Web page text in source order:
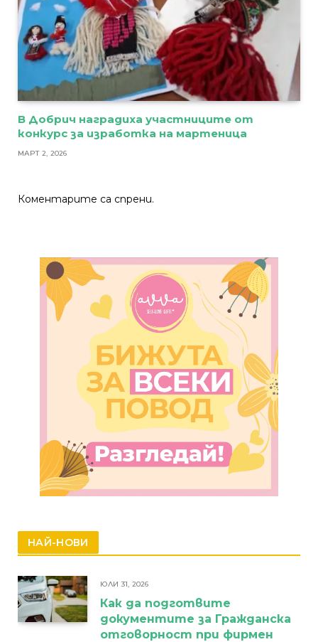
В Добрич наградиха участниците от
конкурс за изработка на мартеница
МАРТ 2, 2026
Коментарите са спрени.
НАЙ-НОВИ
ЮЛИ 31, 2026
Как да подготвите
документите за Гражданска
отговорност при фирмен